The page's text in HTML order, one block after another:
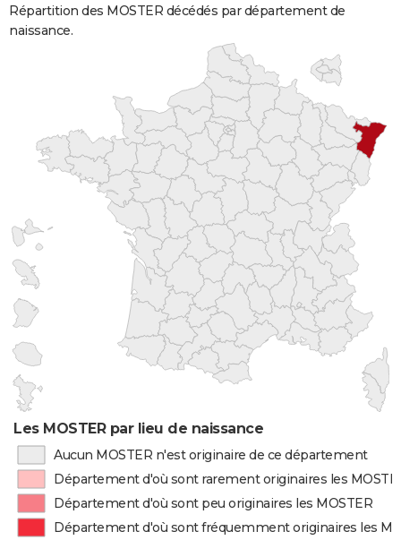
Répartition des MOSTER décédés par département de
naissance.
Les MOSTER par lieu de naissance
Aucun MOSTER n'est originaire de ce département
Département d'où sont rarement originaires les
Département d'où sont peu originaires les MOSTER
Département d'où sont fréquemment originaires les